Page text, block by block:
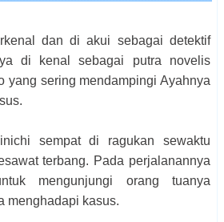
dan di akui sebagai detektif
di kenal sebagai putra novelis
yang sering mendampingi Ayahnya
sempat di ragukan sewaktu
terbang. Pada perjalanannya
mengunjungi orang tuanya
menghadapi kasus.